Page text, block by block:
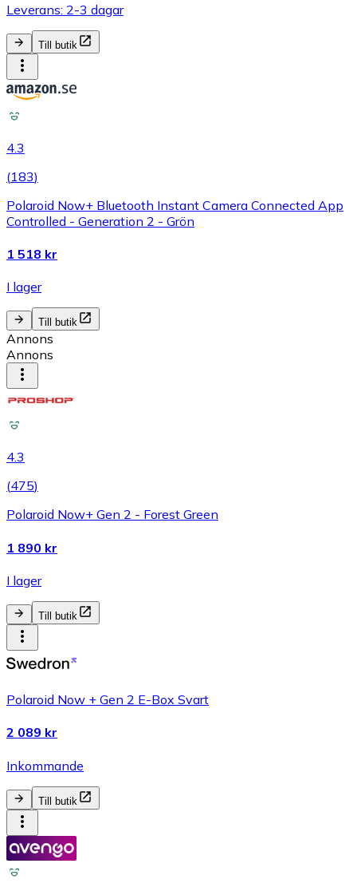
Leverans: 2-3 dagar
Till butik
4.3
(183)
Polaroid Now+ Bluetooth Instant Camera Connected App
Controlled - Generation 2 - Grön
1 518 kr
I lager
Till butik
Annons
Annons
4.3
(475)
Polaroid Now+ Gen 2 - Forest Green
1 890 kr
I lager
Till butik
Polaroid Now + Gen 2 E-Box Svart
2 089 kr
Inkommande
Till butik